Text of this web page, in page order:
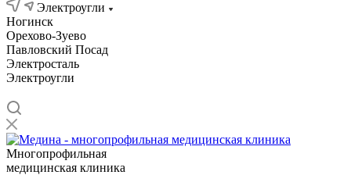
Электроугли
Ногинск
Орехово-Зуево
Павловский Посад
Электросталь
Электроугли
Многопрофильная
медицинская клиника